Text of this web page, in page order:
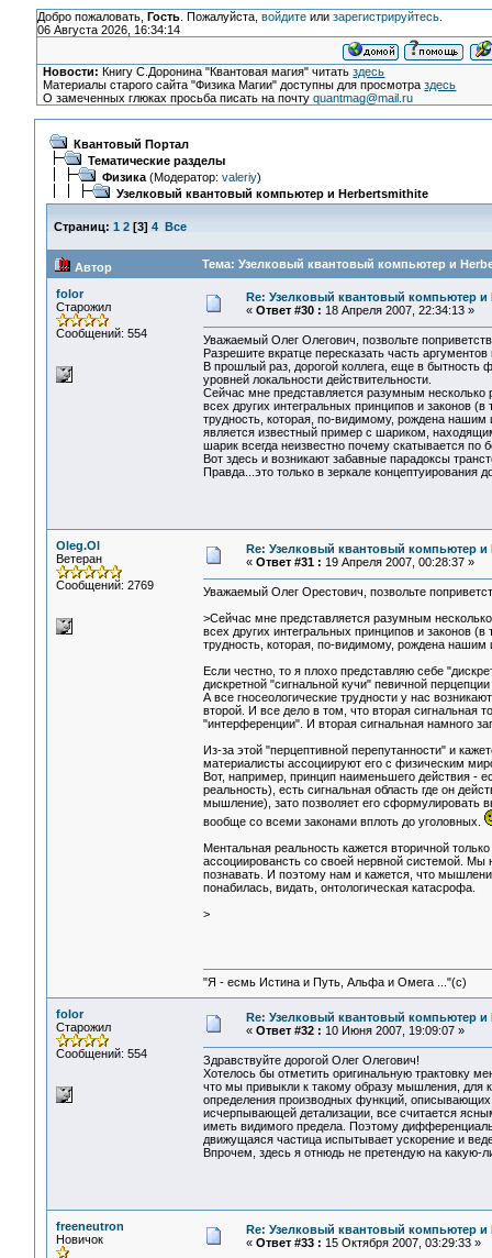
Добро пожаловать, Гость. Пожалуйста, войдитеили зарегистрируйтесь.
06 Августа 2026, 16:34:14
Новости: Книгу С.Доронина "Квантовая магия" читатьздесь
Материалы старого сайта "Физика Магии" доступны для просмотраздесь
О замеченных глюках просьба писать на почтуquantmag@mail.ru
Квантовый Портал
Тематические разделы
Физика (Модератор: valeriy)
Узелковый квантовый компьютер и Herbertsmithite
Страниц: 1 2 [3] 4 Все
Автор Тема: Узелковый квантовый компьютер и
folor
Старожил
Сообщений: 554
Re: Узелковый квантовый компьютер и
« Ответ #30 : 18 Апреля 2007, 22:34:13 »
Уважаемый Олег Олегович, позвольте
Разрешите вкратце пересказать часть
В прошлый раз, дорогой коллега, еще в
уровней локальности действительности.
Сейчас мне представляется разумным несколько
всех других интегральных принципов и законов
трудность, которая, по-видимому, рождена нашим
является известный пример с шариком,
шарик всегда неизвестно почему скатывается по
Вот здесь и возникают забавные парадоксы
Правда...это только в зеркале концептуирования
Oleg.Ol
Ветеран
Сообщений: 2769
Re: Узелковый квантовый компьютер и
« Ответ #31 : 19 Апреля 2007, 00:28:37 »
Уважаемый Олег Орестович, позвольте
>Сейчас мне представляется разумным
всех других интегральных принципов и законов
трудность, которая, по-видимому, рождена нашим
Если честно, то я плохо представляю себе
дискретной "сигнальной кучи" певичной
А все гносеологические трудности у нас
второй. И все дело в том, что вторая сигнальная
"интерференции". И вторая сигнальная намного
Из-за этой "перцептивной перепутанности" и
материалисты ассоциируют его с физическим
Вот, например, принцип наименьшего действия -
реальность), есть сигнальная область где он
мышление), зато позволяет его сформулировать
вообще со всеми законами вплоть до уголовных.
Ментальная реальность кажется вторичной
ассоциировансть со своей нервной системой. Мы
познавать. И поэтому нам и кажется, что
понабилась, видать, онтологическая катасрофа.
>
"Я - есмь Истина и Путь, Альфа и Омега ..."(с)
folor
Старожил
Сообщений: 554
Re: Узелковый квантовый компьютер и
« Ответ #32 : 10 Июня 2007, 19:09:07 »
Здравствуйте дорогой Олег Олегович!
Хотелось бы отметить оригинальную трактовку
что мы привыкли к такому образу мышления, для
определения производных функций, описывающих
исчерпывающей детализации, все считается
иметь видимого предела. Поэтому
движущаяся частица испытывает ускорение и
Впрочем, здесь я отнюдь не претендую на
freeneutron
Новичок
Re: Узелковый квантовый компьютер и
« Ответ #33 : 15 Октября 2007, 03:29:33 »